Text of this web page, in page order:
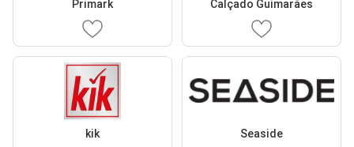
Primark Calçado Guimarães
kik Seaside